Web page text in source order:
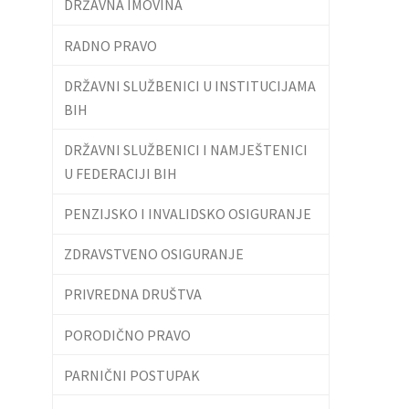
DRŽAVNA IMOVINA
RADNO PRAVO
DRŽAVNI SLUŽBENICI U INSTITUCIJAMA
BIH
DRŽAVNI SLUŽBENICI I NAMJEŠTENICI
U FEDERACIJI BIH
PENZIJSKO I INVALIDSKO OSIGURANJE
ZDRAVSTVENO OSIGURANJE
PRIVREDNA DRUŠTVA
PORODIČNO PRAVO
PARNIČNI POSTUPAK